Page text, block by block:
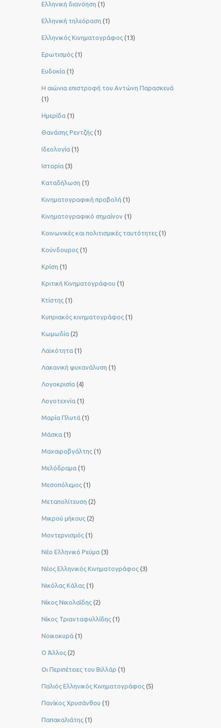
Ελληνική διανόηση (1)
Ελληνική τηλεόραση (1)
Ελληνικός Κινηματογράφος (13)
Ερωτισμός (1)
Ευδοκία (1)
Η αιώνια επιστροφή του Αντώνη Παρασκευά
(1)
Ημερίδα (1)
Θανάσης Ρεντζής (1)
Ιδεολογία (1)
Ιστορία (3)
Καταδήλωση (1)
Κινηματογραφική προβολή (1)
Κινηματογραφικό σημαίνον (1)
Κοινωνικές και πολιτισμικές ταυτότητες (1)
Κούνδουρος (1)
Κρίση (1)
Κριτική Κινηματογράφου (1)
Κτίστης (1)
Κυπριακός κινηματογράφος (1)
Κωμωδία (2)
Λαϊκότητα (1)
Λακανική ψυχανάλυση (1)
Λογοκρισία (4)
Λογοτεχνία (1)
Μαρία Πλυτά (1)
Μάσκα (1)
Μαχαιροβγάλτης (1)
Μελόδραμα (1)
Μεσοπόλεμος (1)
Μεταπολίτευση (2)
Μικρού μήκους (2)
Μοντερνισμός (1)
Νέο Ελληνικό Ρεύμα (3)
Νέος Ελληνικός Κινηματογράφος (3)
Νικόλας Κάλας (1)
Νίκος Νικολαΐδης (2)
Νίκος Τριανταφυλλίδης (1)
Νοικοκυρά (1)
Ο Άλλος (2)
Οι Περιπέτειες του Βιλλάρ (1)
Παλιός Ελληνικός Κινηματογράφος (5)
Πανίκος Χρυσάνθου (1)
Παπακαλιάτης (1)